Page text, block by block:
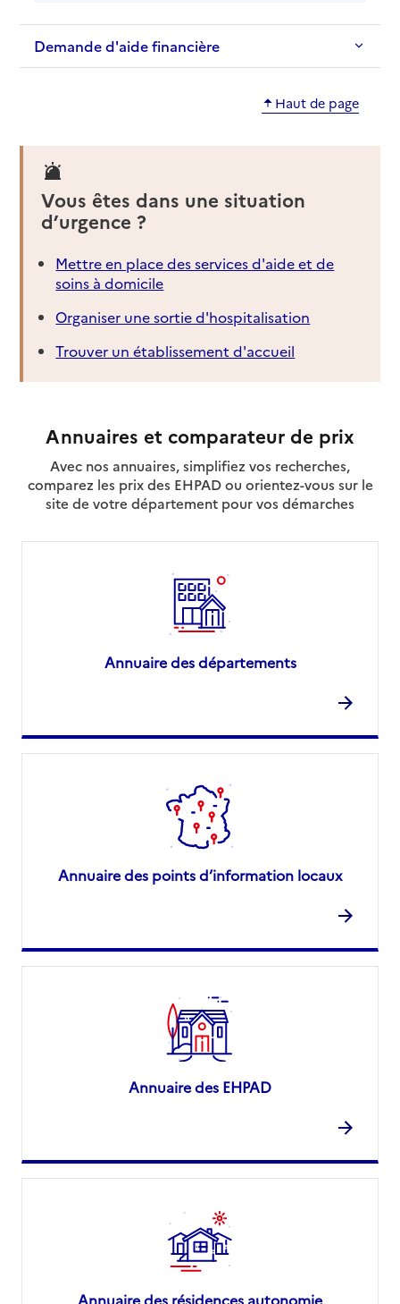
Demande d'aide financière
Haut de page
Vous êtes dans une situation
d’urgence ?
Mettre en place des services d'aide et de
soins à domicile
Organiser une sortie d'hospitalisation
Trouver un établissement d'accueil
Annuaires et comparateur de prix
Avec nos annuaires, simplifiez vos recherches,
comparez les prix des EHPAD ou orientez-vous sur le
site de votre département pour vos démarches
Annuaire des départements
Annuaire des points d’information locaux
Annuaire des EHPAD
Annuaire des résidences autonomie